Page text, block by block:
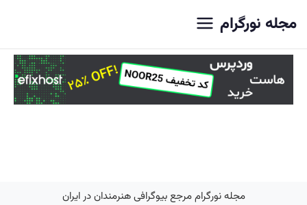
مجله نورگرام
مجله نورگرام مرجع بیوگرافی هنرمندان در ایران